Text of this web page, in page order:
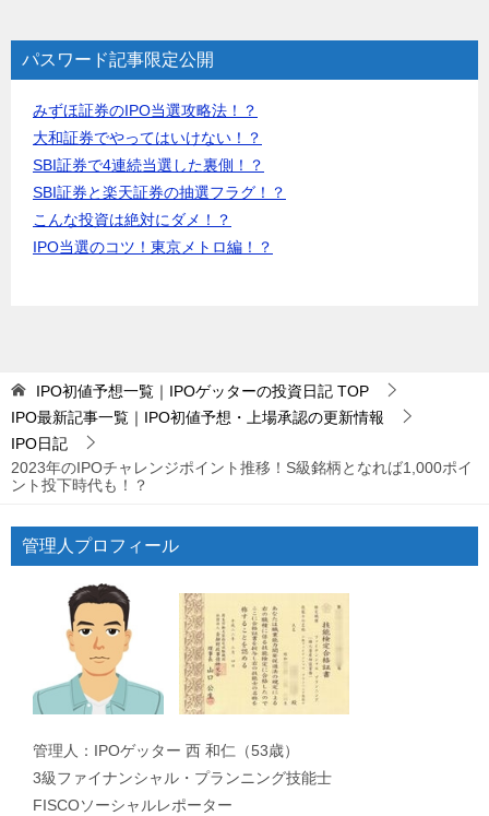
パスワード記事限定公開
みずほ証券のIPO当選攻略法！？
大和証券でやってはいけない！？
SBI証券で4連続当選した裏側！？
SBI証券と楽天証券の抽選フラグ！？
こんな投資は絶対にダメ！？
IPO当選のコツ！東京メトロ編！？
IPO初値予想一覧｜IPOゲッターの投資日記 TOP
IPO最新記事一覧｜IPO初値予想・上場承認の更新情報
IPO日記
2023年のIPOチャレンジポイント推移！S級銘柄となれば1,000ポイ
ント投下時代も！？
管理人プロフィール
管理人：IPOゲッター 西 和仁（53歳）
3級ファイナンシャル・プランニング技能士
FISCOソーシャルレポーター